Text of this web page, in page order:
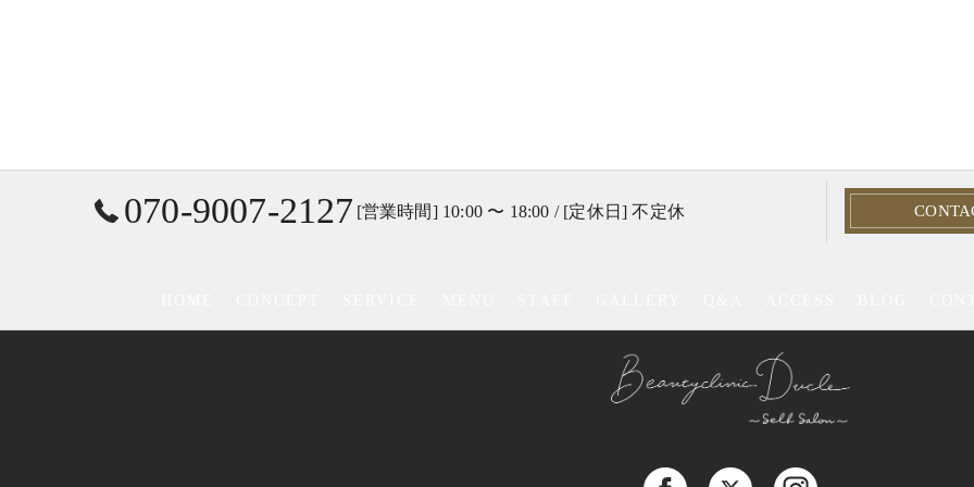
070-9007-2127 [営業時間] 10:00 〜 18:00 / [定休日] 不定休